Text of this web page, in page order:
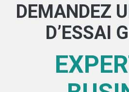
DEMANDEZ
D’ESSAI